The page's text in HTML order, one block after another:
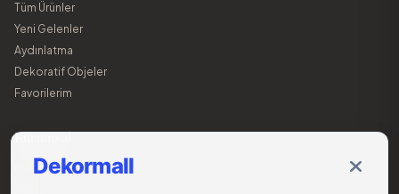
Tüm Ürünler
Yeni Gelenler
Aydınlatma
Dekoratif Objeler
Favorilerim
Kurumsal
Hakkımızda
Dekormall